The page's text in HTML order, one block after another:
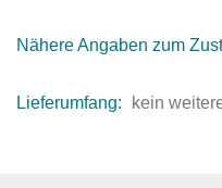
Nähere Angaben zum
Lieferumfang: kein